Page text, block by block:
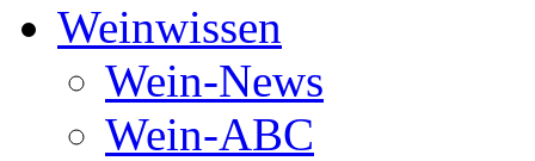
Weinwissen
Wein-News
Wein-ABC